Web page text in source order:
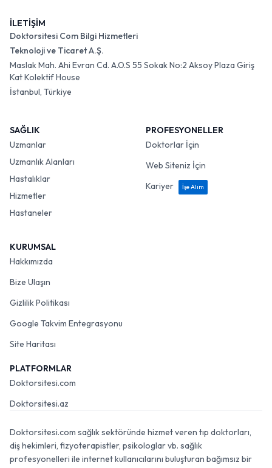
İLETİŞİM
Doktorsitesi Com Bilgi Hizmetleri
Teknoloji ve Ticaret A.Ş.
Maslak Mah. Ahi Evran Cd. A.O.S 55 Sokak No:2 Aksoy Plaza Giriş
Kat Kolektif House
İstanbul, Türkiye
SAĞLIK
Uzmanlar
Uzmanlık Alanları
Hastalıklar
Hizmetler
Hastaneler
PROFESYONELLER
Doktorlar İçin
Web Siteniz İçin
Kariyer
İşe Alım
KURUMSAL
Hakkımızda
Bize Ulaşın
Gizlilik Politikası
Google Takvim Entegrasyonu
Site Haritası
PLATFORMLAR
Doktorsitesi.com
Doktorsitesi.az
Doktorsitesi.com sağlık sektöründe hizmet veren tıp doktorları,
diş hekimleri, fizyoterapistler, psikologlar vb. sağlık
profesyonelleri ile internet kullanıcılarını buluşturan bağımsız bir